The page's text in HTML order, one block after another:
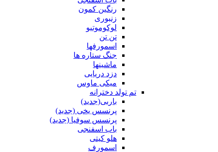
رنگین کمون
زنبوری
لوکوموتیو
تن تن
اسمورفها
جنگ ستاره ها
ماشینها
دزد دریایی
میکی ماوس
تم تولد دخترانه
باربی(جدید)
پرنسس یخی (جدید)
پرنسس سوفیا (جدید)
باب اسفنجی
هلو کیتی
اسمورف